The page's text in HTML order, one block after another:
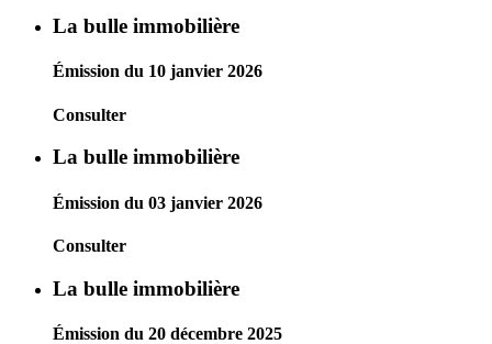
La bulle immobilière
Émission du 10 janvier 2026
Consulter
La bulle immobilière
Émission du 03 janvier 2026
Consulter
La bulle immobilière
Émission du 20 décembre 2025